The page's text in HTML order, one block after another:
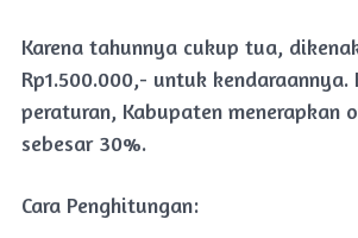
Karena tahunnya cukup tua,
Rp1.500.000,- untuk kendaraannya.
peraturan, Kabupaten menerapkan
sebesar 30%.
Cara Penghitungan: